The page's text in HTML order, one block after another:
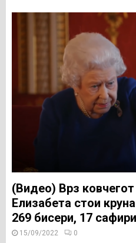
(Видео) Врз
Елизабета стои
269 бисери, 17
15/09/2022 0